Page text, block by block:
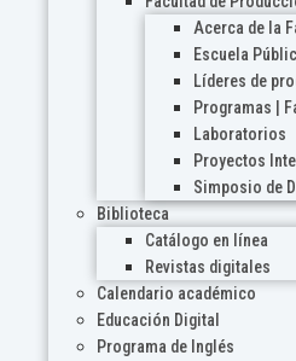
Acerca de la
Escuela
Líderes de
Programas |
Laboratorios
Proyectos
Simposio de
Biblioteca
Catálogo en línea
Revistas digitales
Calendario académico
Educación Digital
Programa de Inglés